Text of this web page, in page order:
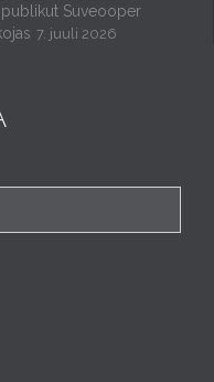
Suveooper
7. juuli 2026